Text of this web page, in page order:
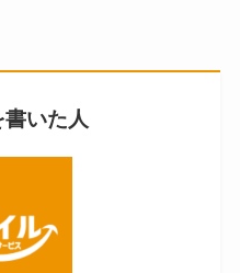
いた人